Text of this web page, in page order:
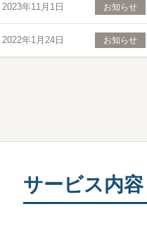
2023年11月1日 お知らせ
2022年1月24日 お知らせ
サービス内容